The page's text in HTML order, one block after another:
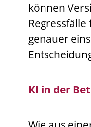
können
genauer
KI in der